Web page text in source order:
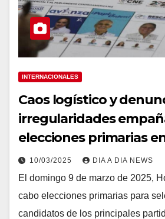
INTERNACIONALES
Caos logístico y
irregularidades
elecciones primarias
10/03/2025 DIA A DIA NEWS
El domingo 9 de marzo de 2025,
cabo elecciones primarias para
candidatos de los principales